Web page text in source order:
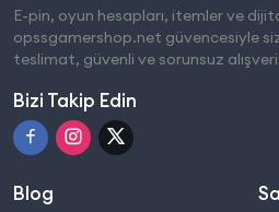
E-pin, oyun hesapları, itemler ve
opssgamershop.net güvencesiyle
teslimat, güvenli ve sorunsuz
Bizi Takip Edin
Blog